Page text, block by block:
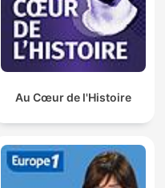
Au Cœur de l'Histoire